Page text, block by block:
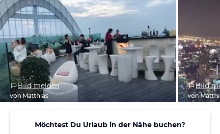
Bild melden
von Matthias
Bild
von
Möchtest Du Urlaub in der Nähe buchen?